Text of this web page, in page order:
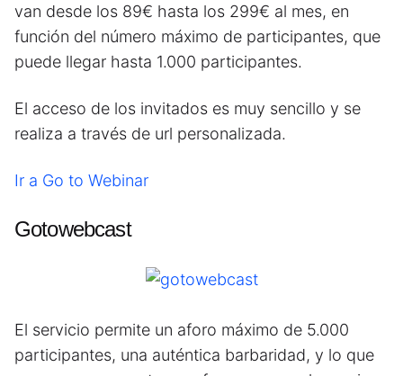
van desde los 89€ hasta los 299€ al mes, en
función del número máximo de participantes, que
puede llegar hasta 1.000 participantes.
El acceso de los invitados es muy sencillo y se
realiza a través de url personalizada.
Ir a Go to Webinar
Gotowebcast
El servicio permite un aforo máximo de 5.000
participantes, una auténtica barbaridad, y lo que